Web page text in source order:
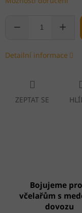
Detailní informace
ZEPTAT SE
Bojujeme
včelařům s
dovozu